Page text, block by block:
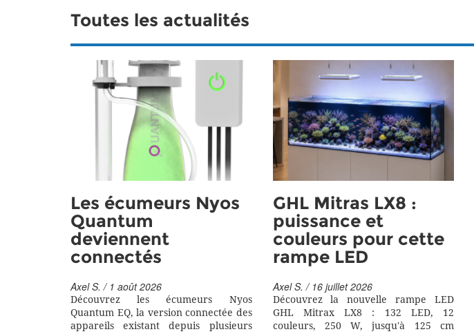
Toutes les actualités
Les écumeurs Nyos
Quantum
deviennent
connectés
Axel S. / 1 août 2026
Découvrez les écumeurs Nyos
Quantum EQ, la version connectée des
appareils existant depuis plusieurs
GHL Mitras LX8 :
puissance et
couleurs pour cette
rampe LED
Axel S. / 16 juillet 2026
Découvrez la nouvelle rampe LED
GHL Mitrax LX8 : 132 LED, 12
couleurs, 250 W, jusqu'à 125 cm